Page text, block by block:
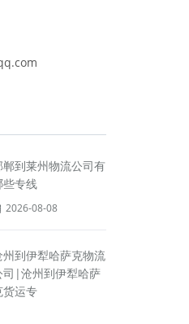
郸到莱州物流公司有
些专线
2026-08-08
州到伊犁哈萨克物流
司|沧州到伊犁哈萨
货运专